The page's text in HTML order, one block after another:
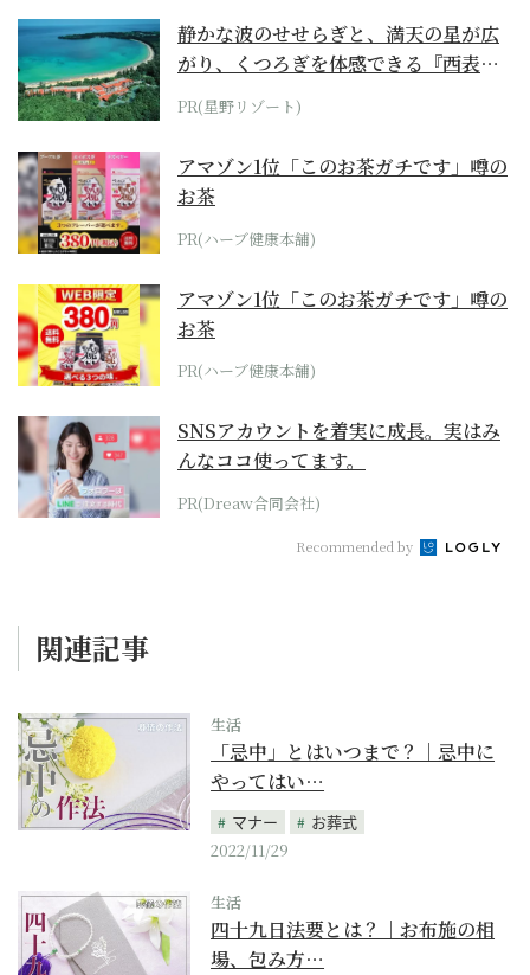
静かな波のせせらぎと、満天の星が広
がり、くつろぎを体感できる『西表島
ホテル by...
PR(星野リゾート)
アマゾン1位「このお茶ガチです」噂の
お茶
PR(ハーブ健康本舗)
アマゾン1位「このお茶ガチです」噂の
お茶
PR(ハーブ健康本舗)
SNSアカウントを着実に成長。実はみ
んなココ使ってます。
PR(Dreaw合同会社)
Recommended by
関連記事
生活
「忌中」とはいつまで？｜忌中に
やってはい…
マナー
お葬式
2022/11/29
生活
四十九日法要とは？｜お布施の相
場、包み方…